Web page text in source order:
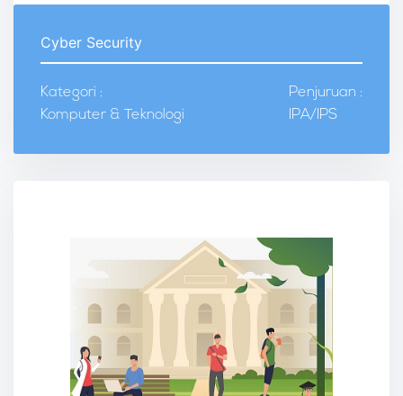
Cyber Security
Kategori :
Komputer & Teknologi
Penjuruan :
IPA/IPS